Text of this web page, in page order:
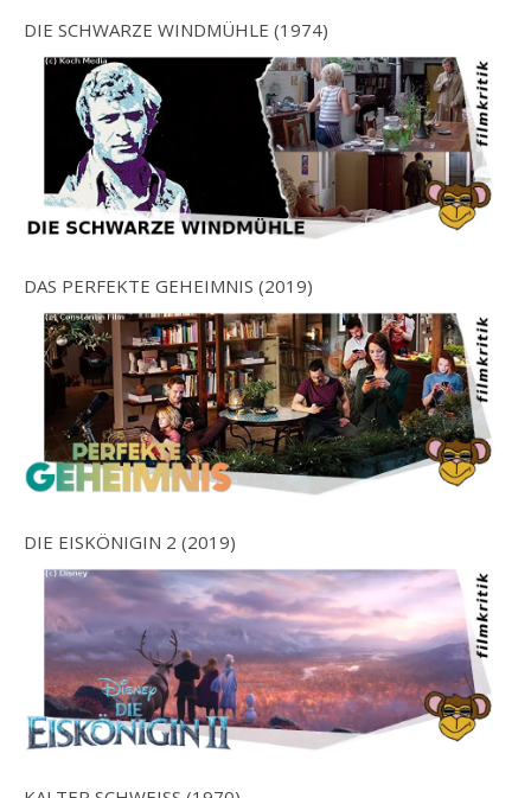
DIE SCHWARZE WINDMÜHLE (1974)
DAS PERFEKTE GEHEIMNIS (2019)
DIE EISKÖNIGIN 2 (2019)